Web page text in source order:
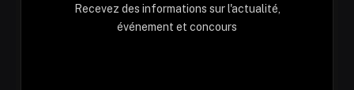
Recevez des informations sur l'actualité,
événement et concours